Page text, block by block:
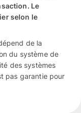
Le
selon le
de la
du système de
des systèmes
pas garantie pour